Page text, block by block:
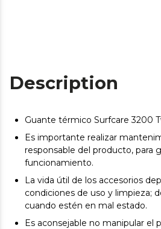
Description
Guante térmico Surfcare 3200
Es importante realizar
responsable del producto, para
funcionamiento.
La vida útil de los accesorios
condiciones de uso y limpieza;
cuando estén en mal estado.
Es aconsejable no manipular el